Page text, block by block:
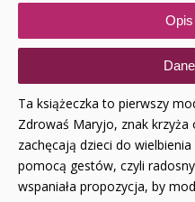
Ta książeczka to pierwszy
Zdrowaś Maryjo, znak
zachęcają dzieci do
pomocą gestów, czyli
wspaniała propozycja, by